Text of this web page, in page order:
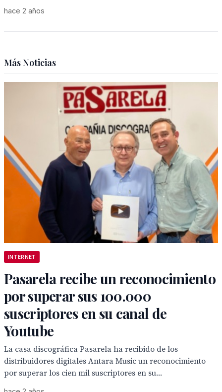
hace 2 años
Más Noticias
INTERNET
Pasarela recibe un reconocimiento
por superar sus 100.000
suscriptores en su canal de
Youtube
La casa discográfica Pasarela ha recibido de los
distribuidores digitales Antara Music un reconocimiento
por superar los cien mil suscriptores en su...